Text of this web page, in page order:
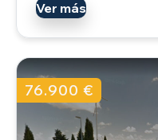
Ver más
76.900 €